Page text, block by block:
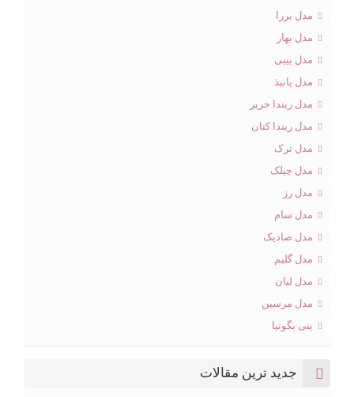
مدل بررا
مدل بهار
مدل بیبی
مدل پانیذ
مدل ریندا حریر
مدل ریندا کتان
مدل ترک
مدل چیلک
مدل رز
مدل سام
مدل صادیک
مدل گلیم
مدل لیان
مدل مرسین
ینی بگونیا
جدید ترین مقالات